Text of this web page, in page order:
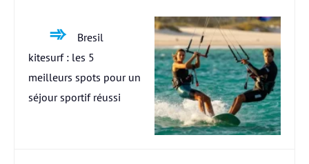
Bresil
kitesurf : les 5
meilleurs spots pour un
séjour sportif réussi